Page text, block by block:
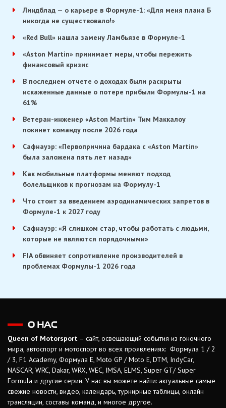
Линдблад — о карьере в Формуле-1: «Для меня плана Б
никогда не существовало!»
«Red Bull» нашла замену Ламбьязе в Формуле-1
«Aston Martin» принимает меры, чтобы пережить
финансовый кризис
В последнем отчете о доходах были раскрыты
искаженные данные о потере прибыли Формулы-1 на
61%
Ветеран-инженер «Aston Martin» Тим Маккалоу
покинет команду после 2026 года
Сафнауэр: «Первопричина бардака с «Aston Martin»
была заложена пять лет назад»
Как мобильные платформы меняют подход
болельщиков к прогнозам на Формулу-1
Что стоит за введением аэродинамических запретов в
Формуле-1 к 2027 году
Сафнауэр: «Я слишком стар, чтобы работать с людьми,
которые не являются порядочными»
FIA обвиняет сопротивление производителей в
проблемах Формулы-1 2026 года
О НАС
Queen of Motorsport – сайт, освещающий события из гоночного
мира, автоспорт и мотоспорт во всех проявлениях: Формула 1 / 2
/ 3, F1 Academy, Формула Е, Moto GP / Moto E, DTM, IndyCar,
NASCAR, WRC, Dakar, WRX, WEC, IMSA, ELMS, Super GT/ Super
Formula и другие серии. У нас вы можете найти: актуальные самые
свежие новости, видео, календарь, турнирные таблицы, онлайн
трансляции, составы команд, и многое другое.